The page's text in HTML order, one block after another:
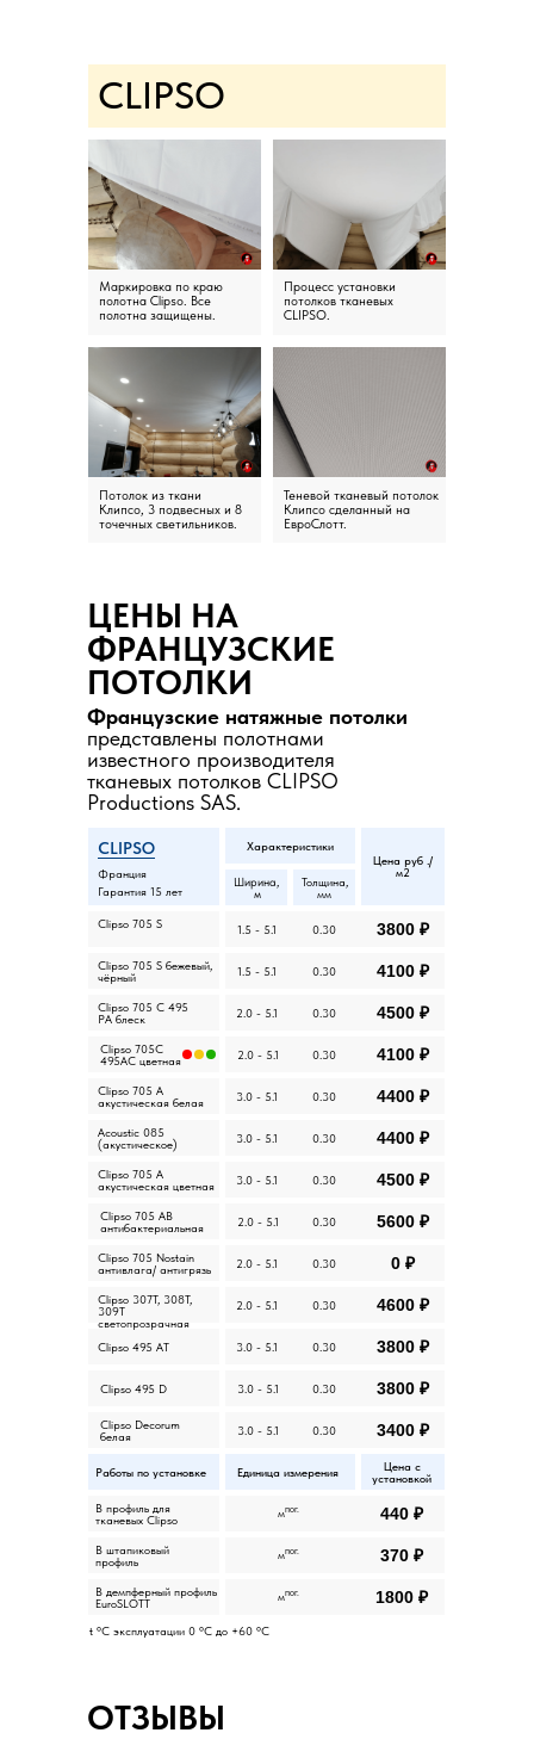
Маркировка по краю
полотна Clipso. Все
полотна защищены.
Процесс установки
потолков тканевых
CLIPSO.
Потолок из ткани
Клипсо, 3 подвесных и 8
точечных светильников.
Теневой тканевый потолок
Клипсо сделанный на
ЕвроСлотт.
CLIPSO
ЦЕНЫ НА
ФРАНЦУЗСКИЕ
ПОТОЛКИ
Французские натяжные потолки
представлены полотнами
известного производителя
тканевых потолков CLIPSO
Productions SAS.
Цена руб ./
м2
3800 ₽
Clipso 705 S
Clipso 705 C 495
PA блеск
Clipso 705 S бежевый,
чёрный
Характеристики
Ширина,
м
Толщина,
мм
1.5 - 5.1 0.30
4100 ₽
1.5 - 5.1 0.30
4500 ₽
2.0 - 5.1 0.30
CLIPSO
Гарантия 15 лет
t °С эксплуатации 0 °С до +60 °С
Франция
Clipso 705C
495AC цветная
4100 ₽
2.0 - 5.1 0.30
4400 ₽
Clipso 705 A
акустическая белая
Clipso 705 A
акустическая цветная
Acoustic 085
(акустическое)
3.0 - 5.1 0.30
4400 ₽
3.0 - 5.1 0.30
4500 ₽
3.0 - 5.1 0.30
Clipso 705 AB
антибактериальная
5600 ₽
2.0 - 5.1 0.30
0 ₽
Clipso 705 Nostain
антивлага/ антигрязь
Clipso 495 AT
Clipso 307T, 308T,
309T
светопрозрачная
2.0 - 5.1 0.30
4600 ₽
2.0 - 5.1 0.30
3800 ₽
3.0 - 5.1 0.30
Clipso 495 D 3800 ₽
3.0 - 5.1 0.30
Clipso Decorum
белая
3400 ₽
3.0 - 5.1 0.30
Цена с
установкой
440 ₽
В профиль для
тканевых Clipso
В штапиковый
профиль
Единица измерения
370 ₽
Работы по установке
мпог.
мпог.
1800 ₽
В демпферный профиль
EuroSLOTT
мпог.
ОТЗЫВЫ